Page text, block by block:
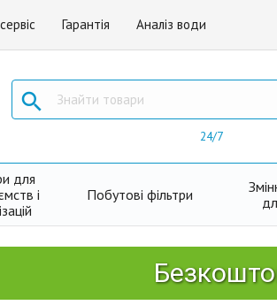
Гарантія Аналіз води

24/7
для
і
Побутові фільтри
Безкоштовна